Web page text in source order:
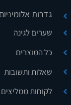
גדרות אלומיניום
שערים לגינה
כל המוצרים
שאלות ותשובות
לקוחות ממליצים